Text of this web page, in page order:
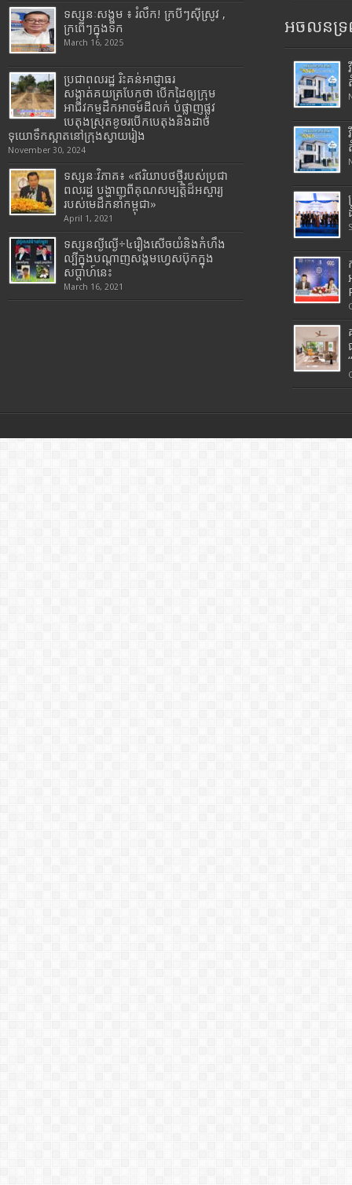
ទស្សនៈសង្គម ៖ រំលឹក! ក្របីៗស៊ីស្រូវ ,
ក្រពើៗក្នុងទឹក
March 16, 2025
ប្រជាពលរដ្ឋ រិះគន់អាជ្ញាធរ
សង្កាត់គយត្របែកថា បើកដៃឲ្យក្រុម
អាជីវកម្មដឹកអាចម៍ដីលក់ បំផ្លាញផ្លូវ
បេតុងស្រុតខូចរបើកបេតុងនិងដាច់
ទុយោទឹកស្អាតនៅក្រុងស្វាយរៀង
November 30, 2024
ទស្សនៈវិភាគ៖ «ឥរិយាបថថ្មីរបស់ប្រជា
ពលរដ្ឋ បង្ហាញពីគុណសម្បត្តិដ៏អស្ចារ្យ
របស់មេដឹកនាំកម្ពុជា»
April 1, 2021
ទស្សនល្ងីល្ងើ÷៤រឿងសើចយំនិងកំហឹង
ល្បីក្នុងបណ្តាញសង្គមហ្វេសប៊ុកក្នុង
សប្តាហ៍នេះ
March 16, 2021
អចលនទ្រ